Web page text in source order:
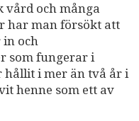
vård och många
har man försökt att
och
som fungerar i
hållit i mer än två år i
henne som ett av